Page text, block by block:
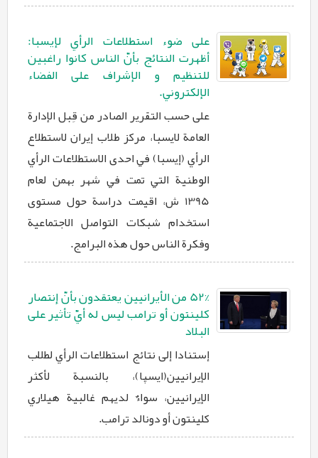
علی ضوء استطلاعات الرأي لإیسبا:
أظهرت النتائج بأنّ الناس کانوا راغبین
للتنظیم و الإشراف علی الفضاء
الإلکتروني.
علی حسب التقرير الصادر من قِبل الإدارة
العامة لايسبا، مركز طلاب إيران لاستطلاع
الرأي (إيسبا) في احدى الاستطلاعات الرأي
الوطنية التي تمت في شهر بهمن لعام
1395 ش، اقيمت دراسة حول مستوى
استخدام شبكات التواصل الاجتماعية
وفكرة الناس حول هذه البرامج.
52% من الأیرانیین یعتقدون بأنّ إنتصار
کلینتون أو ترامب لیس له أيّ تأثیر علی
البلاد
إستنادا إلی نتائج استطلاعات الرأي لطلّاب
الإیرانیین(ایسپا)، بالنسبة لأکثر
الإیرانیین، سواءٌ لدیهم غالبیة هیلاري
کلینتون أو دونالد ترامب.